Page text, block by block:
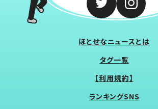
ほとせなニュースとは
タグ一覧
【利用規約】
ランキングSNS